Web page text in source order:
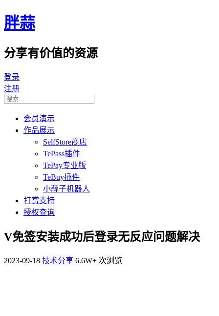
胖蒜
分享有价值的资源
登录
注册
会员演示
作品展示
SelfStore商店
TePass插件
TePay专业版
TeBuy插件
小蒜子机器人
打赏支持
授权查询
V免签安装成功后登录无反应问题解决
2023-09-18 技术分享 6.6W+ 次浏览